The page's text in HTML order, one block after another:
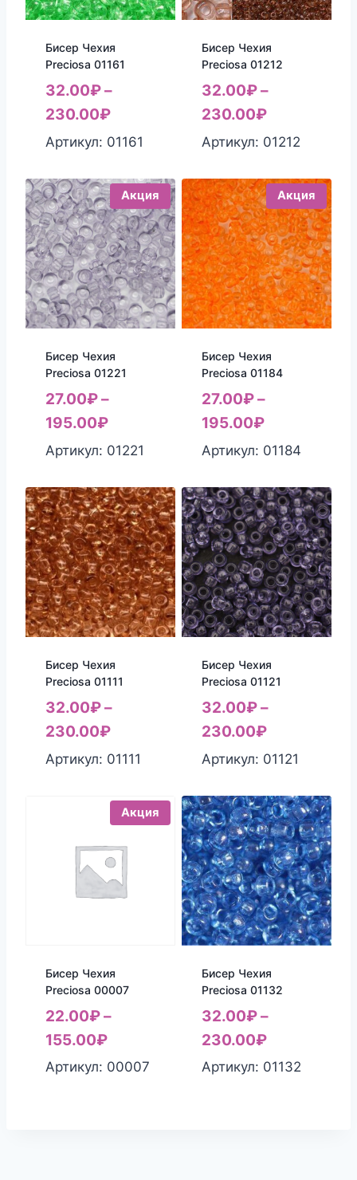
Бисер Чехия
Preciosa 01161
32.00₽–
230.00₽
Артикул: 01161
Бисер Чехия
Preciosa 01212
32.00₽–
230.00₽
Артикул: 01212
Акция
Бисер Чехия
Preciosa 01221
27.00₽–
195.00₽
Артикул: 01221
Акция
Бисер Чехия
Preciosa 01184
27.00₽–
195.00₽
Артикул: 01184
Бисер Чехия
Preciosa 01111
32.00₽–
230.00₽
Артикул: 01111
Бисер Чехия
Preciosa 01121
32.00₽–
230.00₽
Артикул: 01121
Акция
Бисер Чехия
Preciosa 00007
22.00₽–
155.00₽
Артикул: 00007
Бисер Чехия
Preciosa 01132
32.00₽–
230.00₽
Артикул: 01132